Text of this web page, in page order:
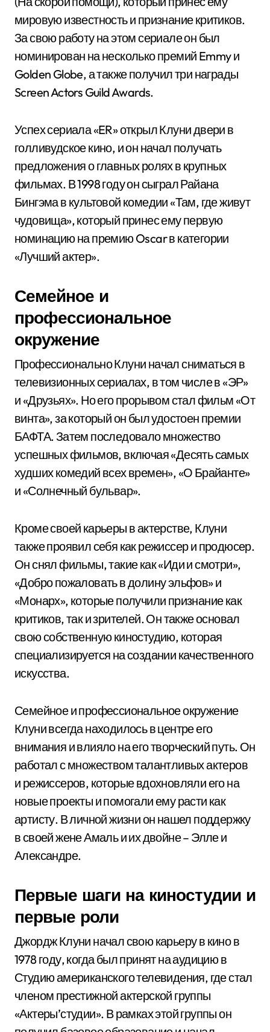
мировую известность и признание критиков.
За свою работу на этом сериале он был
номинирован на несколько премий Emmy и
Golden Globe, а также получил три награды
Screen Actors Guild Awards.
Успех сериала «ER» открыл Клуни двери в
голливудское кино, и он начал получать
предложения о главных ролях в крупных
фильмах. В 1998 году он сыграл Райана
Бингэма в культовой комедии «Там, где живут
чудовища», который принес ему первую
номинацию на премию Oscar в категории
«Лучший актер».
Семейное и
профессиональное
окружение
Профессионально Клуни начал сниматься в
телевизионных сериалах, в том числе в «ЭР»
и «Друзьях». Но его прорывом стал фильм «От
винта», за который он был удостоен премии
БАФТА. Затем последовало множество
успешных фильмов, включая «Десять самых
худших комедий всех времен», «О Брайанте»
и «Солнечный бульвар».
Кроме своей карьеры в актерстве, Клуни
также проявил себя как режиссер и продюсер.
Он снял фильмы, такие как «Иди и смотри»,
«Добро пожаловать в долину эльфов» и
«Монарх», которые получили признание как
критиков, так и зрителей. Он также основал
свою собственную киностудию, которая
специализируется на создании качественного
искусства.
Семейное и профессиональное окружение
Клуни всегда находилось в центре его
внимания и влияло на его творческий путь. Он
работал с множеством талантливых актеров
и режиссеров, которые вдохновляли его на
новые проекты и помогали ему расти как
артисту. В личной жизни он нашел поддержку
в своей жене Амаль и их двойне – Элле и
Александре.
Первые шаги на киностудии и
первые роли
Джордж Клуни начал свою карьеру в кино в
1978 году, когда был принят на аудицию в
Студию американского телевидения, где стал
членом престижной актерской группы
«Актеры’студии». В рамках этой группы он